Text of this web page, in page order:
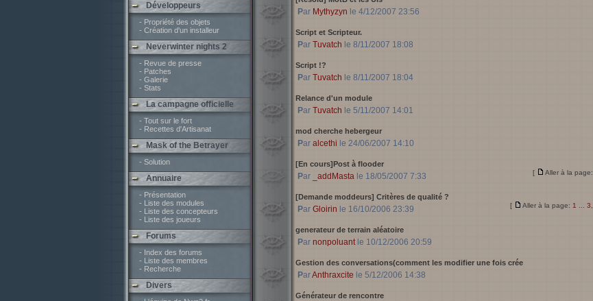
Développeurs
- Propriété des objets
- Création d'un installeur
Neverwinter nights 2
- Revue de presse
- Patches
- Galerie
- Stats
La campagne officielle
- Tout sur le fort
- Recettes d'Artisanat
Mask of the Betrayer
- Solution
Annuaire
- Présentation
- Liste des modules
- Liste des concepteurs
- Liste des joueurs
Forums
- Index des forums
- Liste des membres
- Recherche
Divers
Par Mythyzyn le 4/12/2007 23:56
Script et Scripteur.
Par Tuvatch le 8/11/2007 18:08
Script !?
Par Tuvatch le 8/11/2007 18:04
Relance d'un module
Par Tuvatch le 5/11/2007 14:01
mod cherche hebergeur
Par alcethi le 24/06/2007 14:10
[En cours]Post à flooder
[ Aller à la page:
Par _addMastale 18/05/2007 7:33
[Demande moddeurs] Critères de qualité ?
[ Aller à la page: 1 3
Par Gloirin le 16/10/2006 23:39
generateur de terrain aléatoire
Par nonpoluantle 10/12/2006 20:59
Gestion des conversations(comment les modifier une fois crée
ParAnthraxcite le 5/12/2006 14:38
Générateur de rencontre